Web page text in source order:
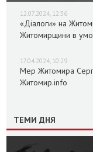
12.07.2024, 12:36
«Діалоги» на
Житомирщини в
17.04.2024, 10:29
Мер Житомира
Житомир.info
ТЕМИ ДНЯ